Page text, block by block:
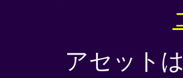
アセット